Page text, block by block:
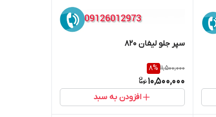
سپر جلو لیفان 820
11,500,000
8%
10,500,000
افزودن به سبد